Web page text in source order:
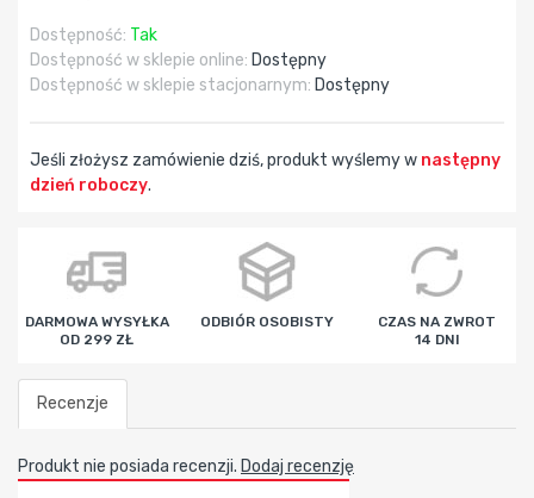
Dostępność: Tak
Dostępność w sklepie online: Dostępny
Dostępność w sklepie stacjonarnym: Dostępny
Jeśli złożysz zamówienie dziś, produkt wyślemy w następny
dzień roboczy.
godz min
DARMOWA WYSYŁKA
OD 299 ZŁ
ODBIÓR OSOBISTY
CZAS NA ZWROT
14 DNI
Recenzje
Produkt nie posiada recenzji. Dodaj recenzję